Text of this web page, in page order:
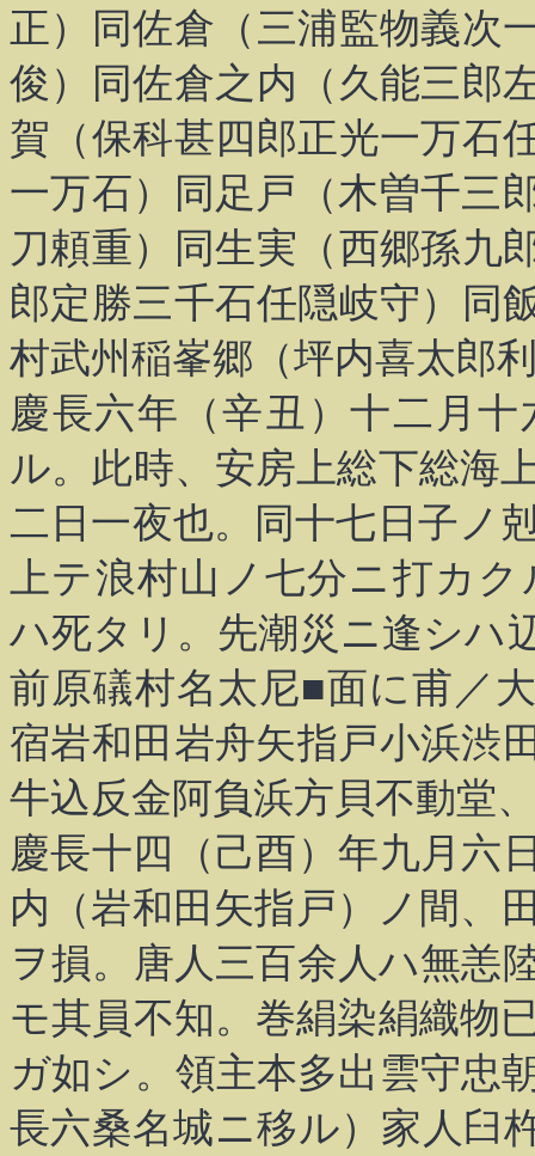
正）同佐倉（三浦監物義次
俊）同佐倉之内（久能三郎
賀（保科甚四郎正光一万石
一万石）同足戸（木曽千三
刀頼重）同生実（西郷孫九
郎定勝三千石任隠岐守）同
村武州稲峯郷（坪内喜太郎
慶長六年（辛丑）十二月
ル。此時、安房上総下総海
二日一夜也。同十七日子ノ
上テ浪村山ノ七分ニ打カ
ハ死タリ。先潮災ニ逢シハ
前原礒村名太尼■面に甫／
宿岩和田岩舟矢指戸小浜渋
牛込反金阿負浜方貝不動堂
慶長十四（己酉）年九月六
内（岩和田矢指戸）ノ間、
ヲ損。唐人三百余人ハ無恙
モ其員不知。巻絹染絹織物
ガ如シ。領主本多出雲守忠
長六桑名城ニ移ル）家人臼